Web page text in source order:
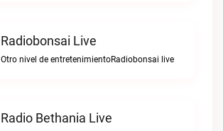
Radiobonsai Live
Otro nivel de entretenimientoRadiobonsai live
Radio Bethania Live